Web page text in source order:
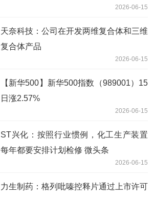
2026-06-15
天奈科技：公司在开发两维复合体和三维
复合体产品
2026-06-15
【新华500】新华500指数（989001）15
日涨2.57%
2026-06-15
ST兴化：按照行业惯例，化工生产装置
每年都要安排计划检修 微头条
2026-06-15
力生制药：格列吡嗪控释片通过上市许可